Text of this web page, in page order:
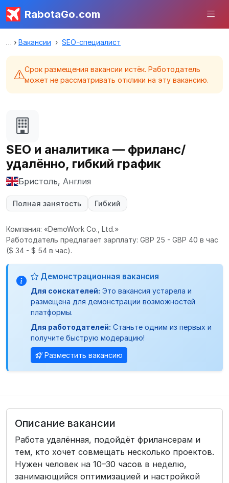
RabotaGo.com
Вакансии SEO-специалист
Срок размещения вакансии истёк. Работодатель
может не рассматривать отклики на эту вакансию.
SEO и аналитика — фриланс/
удалённо, гибкий график
Бристоль, Англия
Полная занятость Гибкий
Компания: «DemoWork Co., Ltd.»
Работодатель предлагает зарплату: GBP 25 - GBP 40 в час
($ 34 - $ 54 в час).
Демонстрационная вакансия
Для соискателей: Это вакансия устарела и
размещена для демонстрации возможностей
платформы.
Для работодателей: Станьте одним из первых и
получите быструю модерацию!
Разместить вакансию
Описание вакансии
Работа удалённая, подойдёт фрилансерам и
тем, кто хочет совмещать несколько проектов.
Нужен человек на 10–30 часов в неделю,
занимающийся оптимизацией и настройкой